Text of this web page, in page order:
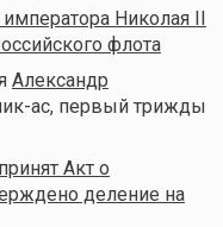
Николая II
флота
Александр
ас, первый трижды
Акт о
деление на